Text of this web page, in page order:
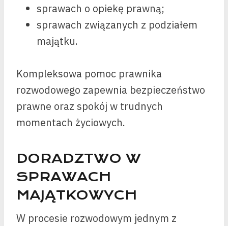
sprawach o opiekę prawną;
sprawach związanych z podziałem
majątku.
Kompleksowa pomoc prawnika
rozwodowego zapewnia bezpieczeństwo
prawne oraz spokój w trudnych
momentach życiowych.
DORADZTWO W
SPRAWACH
MAJĄTKOWYCH
W procesie rozwodowym jednym z